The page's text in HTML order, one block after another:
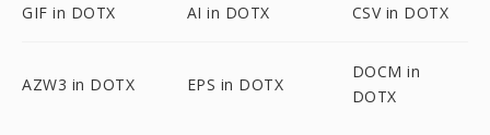
GIF in DOTX AI in DOTX CSV in DOTX
AZW3 in DOTX EPS in DOTX
DOCM in
DOTX